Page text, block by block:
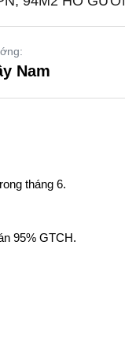
Nam
tháng 6.
95% GTCH.